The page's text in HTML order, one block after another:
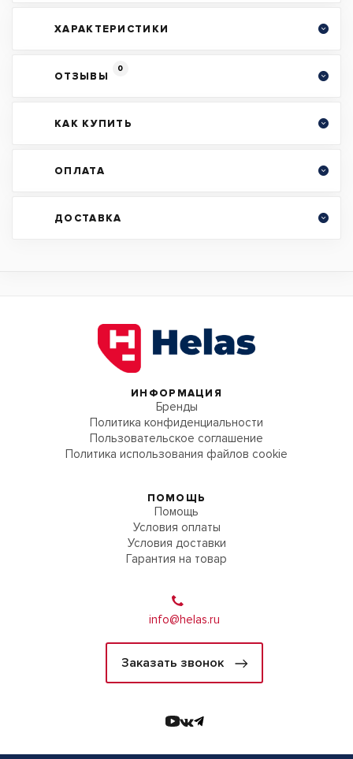
ХАРАКТЕРИСТИКИ
ОТЗЫВЫ
0
КАК КУПИТЬ
ОПЛАТА
ДОСТАВКА
ИНФОРМАЦИЯ
Бренды
Политика конфиденциальности
Пользовательское соглашение
Политика использования файлов cookie
ПОМОЩЬ
Помощь
Условия оплаты
Условия доставки
Гарантия на товар
info@helas.ru
Заказать звонок